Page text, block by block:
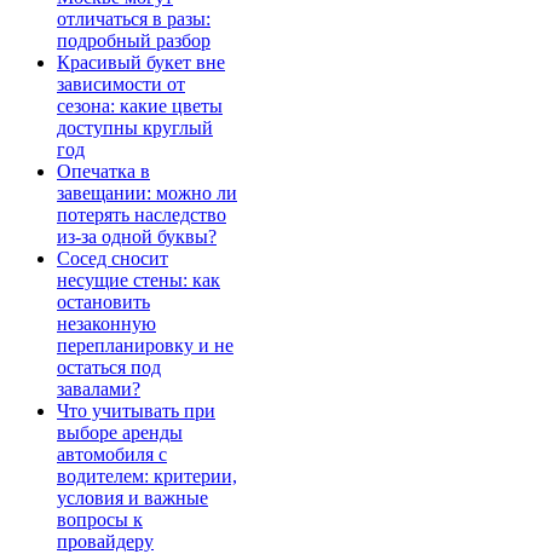
отличаться в разы:
подробный разбор
Красивый букет вне
зависимости от
сезона: какие цветы
доступны круглый
год
Опечатка в
завещании: можно ли
потерять наследство
из-за одной буквы?
Сосед сносит
несущие стены: как
остановить
незаконную
перепланировку и не
остаться под
завалами?
Что учитывать при
выборе аренды
автомобиля с
водителем: критерии,
условия и важные
вопросы к
провайдеру